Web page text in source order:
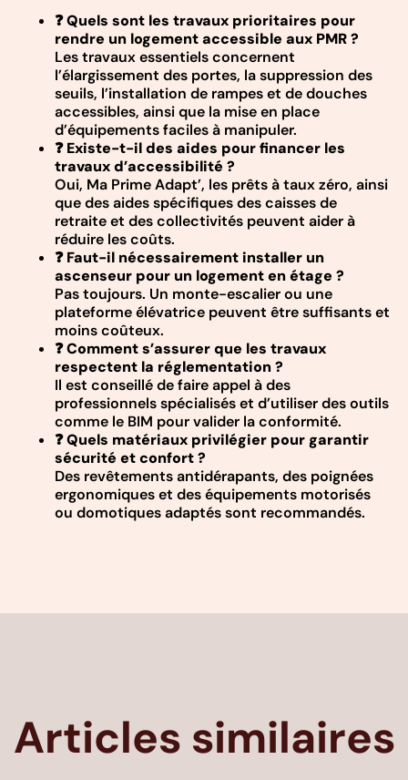
❓Quels sont les travaux prioritaires pour
rendre un logement accessible aux PMR ?
Les travaux essentiels concernent
l’élargissement des portes, la suppression des
seuils, l’installation de rampes et de douches
accessibles, ainsi que la mise en place
d’équipements faciles à manipuler.
❓Existe-t-il des aides pour financer les
travaux d’accessibilité ?
Oui, Ma Prime Adapt’, les prêts à taux zéro, ainsi
que des aides spécifiques des caisses de
retraite et des collectivités peuvent aider à
réduire les coûts.
❓Faut-il nécessairement installer un
ascenseur pour un logement en étage ?
Pas toujours. Un monte-escalier ou une
plateforme élévatrice peuvent être suffisants et
moins coûteux.
❓Comment s’assurer que les travaux
respectent la réglementation ?
Il est conseillé de faire appel à des
professionnels spécialisés et d’utiliser des outils
comme le BIM pour valider la conformité.
❓Quels matériaux privilégier pour garantir
sécurité et confort ?
Des revêtements antidérapants, des poignées
ergonomiques et des équipements motorisés
ou domotiques adaptés sont recommandés.
Articles similaires